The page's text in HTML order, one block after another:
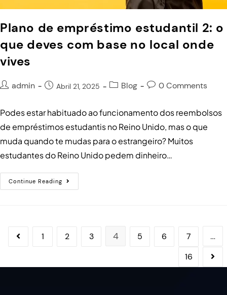
Plano de empréstimo estudantil 2: o
que deves com base no local onde
vives
admin Abril 21, 2025 Blog 0 Comments
Podes estar habituado ao funcionamento dos reembolsos
de empréstimos estudantis no Reino Unido, mas o que
muda quando te mudas para o estrangeiro? Muitos
estudantes do Reino Unido pedem dinheiro…
Continue Reading
1 2 3 4 5 6 7 …
16